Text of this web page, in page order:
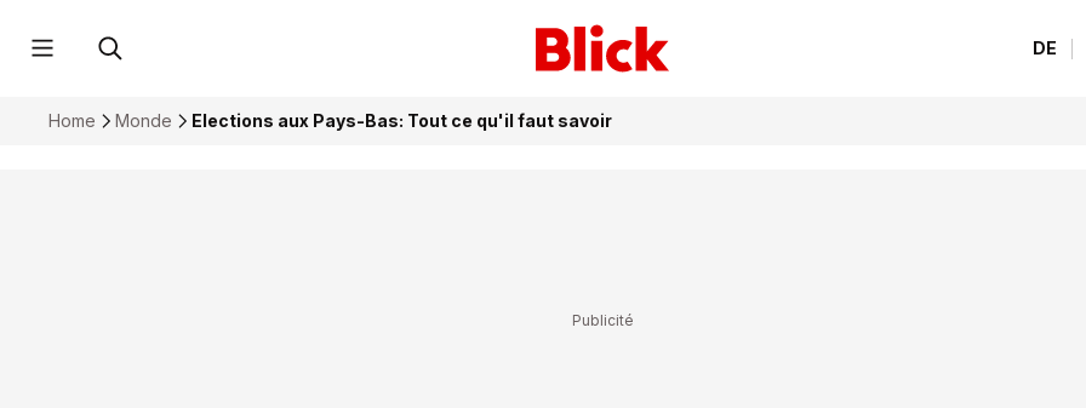
DE
Home Monde Elections aux Pays-Bas: Tout ce qu'il faut savoir